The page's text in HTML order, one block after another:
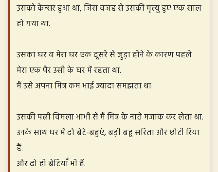
उसको केन्सर हुआ था, जिस वजह से उसकी मृत्यु हुए एक साल
हो गया था.
उसका घर व मेरा घर एक दूसरे से जुड़ा होने के कारण पहले
मेरा एक पैर उसी के घर में रहता था.
मैं उसे अपना मित्र कम भाई ज्यादा समझता था.
उसकी पत्नी विमला भाभी से मैं मित्र के नाते मजाक कर लेता था.
उनके साथ घर में दो बेटे-बहुएं, बड़ी बहू सरिता और छोटी रिया
हैं.
और दो ही बेटियाँ भी हैं.